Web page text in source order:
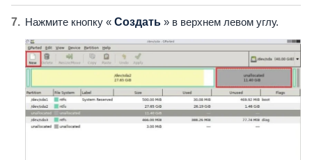
Нажмите кнопку « Создать » в верхнем левом углу.